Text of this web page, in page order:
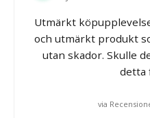
Utmärkt
och utmärkt produkt
utan skador. Skulle
detta
via